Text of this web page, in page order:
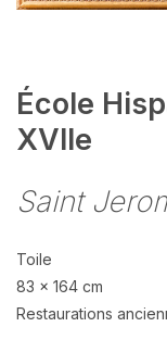
École
XVIIe
Saint
Toile
83 x 164 cm
Restaurations